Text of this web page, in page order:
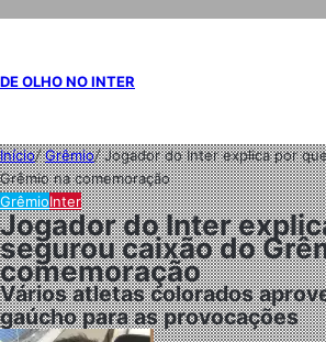
DE OLHO NO INTER
Início/Grêmio/Jogador do Inter explica por
Grêmio na comemoração
GrêmioInter
Jogador do Inter
segurou caixão do
comemoração
Vários atletas colorados
gaúcho para as provocações